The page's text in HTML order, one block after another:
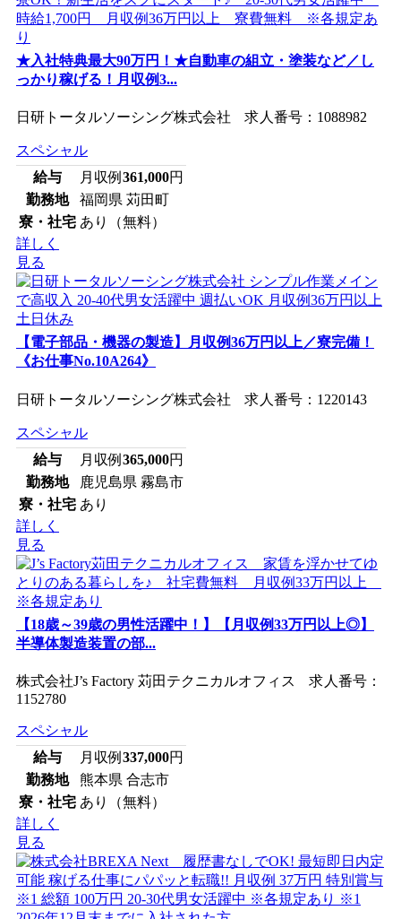
★入社特典最大90万円！★自動車の組立・塗装など／し
っかり稼げる！月収例3...
日研トータルソーシング株式会社 求人番号：1088982
スペシャル
給与
月収例 361,000円
勤務地
福岡県 苅田町
寮・社宅 あり（無料）
詳しく
見る
【電子部品・機器の製造】月収例36万円以上／寮完備！
《お仕事No.10A264》
日研トータルソーシング株式会社 求人番号：1220143
スペシャル
給与
月収例 365,000円
勤務地
鹿児島県 霧島市
寮・社宅 あり
詳しく
見る
【18歳～39歳の男性活躍中！】【月収例33万円以上◎】
半導体製造装置の部...
株式会社J’s Factory 苅田テクニカルオフィス 求人番号：
1152780
スペシャル
給与
月収例 337,000円
勤務地
熊本県 合志市
寮・社宅 あり（無料）
詳しく
見る